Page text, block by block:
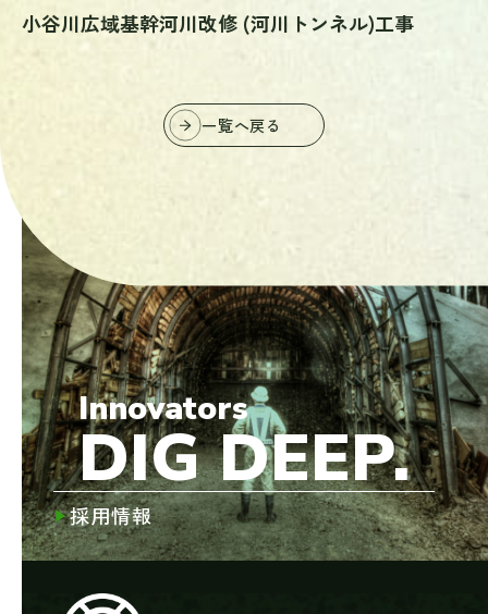
小谷川広域基幹河川改修 (河川トンネル)工事
一覧へ戻る
見えない未来がある。
Innovators
DIG DEEP.
採用情報